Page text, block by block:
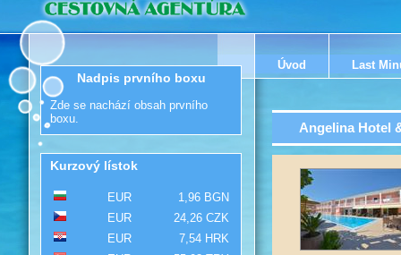
Úvod Last
Angelina Hotel
Nadpis prvního boxu
Zde se nachází obsah prvního
boxu.
Kurzový lístok
EUR
1,96 BGN
EUR
24,26 CZK
EUR
7,54 HRK